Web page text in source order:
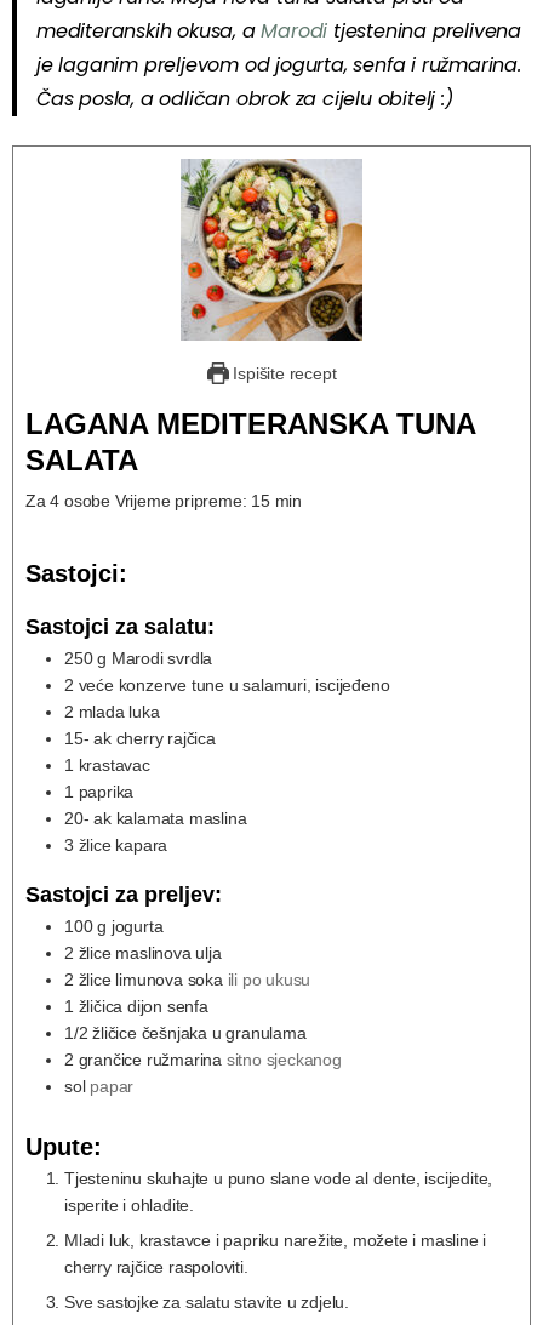
mediteranskih okusa, aMarodi tjestenina prelivena
je laganim preljevom od jogurta, senfa i ružmarina.
Čas posla, a odličan obrok za cijelu obitelj :)
Ispišite recept
LAGANA MEDITERANSKA TUNA
SALATA
Za 4 osobe Vrijeme pripreme: 15 min
Sastojci:
Sastojci za salatu:
250 g Marodi svrdla
2 veće konzerve tune u salamuri, iscijeđeno
2 mlada luka
15- ak cherry rajčica
1 krastavac
1 paprika
20- ak kalamata maslina
3 žlice kapara
Sastojci za preljev:
100 g jogurta
2 žlice maslinova ulja
2 žlice limunova soka ili po ukusu
1 žličica dijon senfa
1/2 žličice češnjaka u granulama
2 grančice ružmarina sitno sjeckanog
sol papar
Upute:
Tjesteninu skuhajte u puno slane vode al dente, iscijedite,
isperite i ohladite.
Mladi luk, krastavce i papriku narežite, možete i masline i
cherry rajčice raspoloviti.
Sve sastojke za salatu stavite u zdjelu.